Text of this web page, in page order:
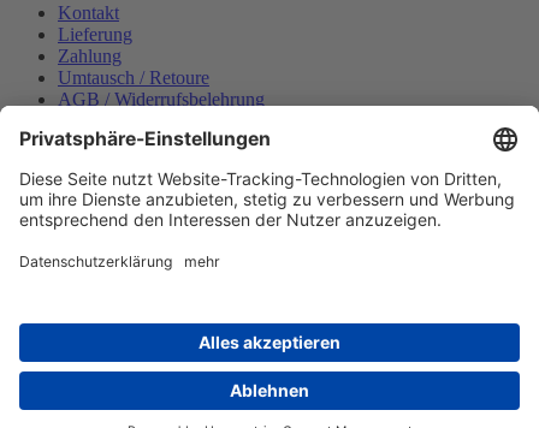
Kontakt
Lieferung
Zahlung
Umtausch / Retoure
AGB / Widerrufsbelehrung
Datenschutzerklärung
Bestellung widerrufen
Mein konto
Zahlungsmöglichkeiten